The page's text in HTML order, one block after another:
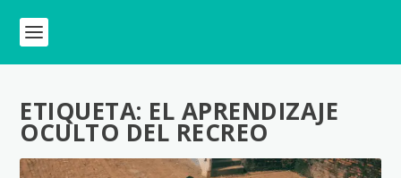
ETIQUETA: EL APRENDIZAJE
OCULTO DEL RECREO